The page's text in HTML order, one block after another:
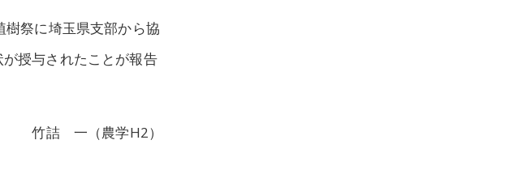
祭に埼玉県支部から協
授与されたことが報告
竹詰 一（農学H2）